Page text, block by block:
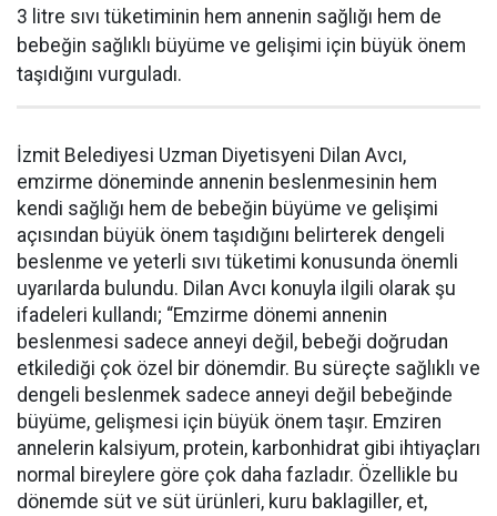
3 litre sıvı tüketiminin hem annenin sağlığı hem de
bebeğin sağlıklı büyüme ve gelişimi için büyük önem
taşıdığını vurguladı.
İzmit Belediyesi Uzman Diyetisyeni Dilan Avcı,
emzirme döneminde annenin beslenmesinin hem
kendi sağlığı hem de bebeğin büyüme ve gelişimi
açısından büyük önem taşıdığını belirterek dengeli
beslenme ve yeterli sıvı tüketimi konusunda önemli
uyarılarda bulundu. Dilan Avcı konuyla ilgili olarak şu
ifadeleri kullandı; “Emzirme dönemi annenin
beslenmesi sadece anneyi değil, bebeği doğrudan
etkilediği çok özel bir dönemdir. Bu süreçte sağlıklı ve
dengeli beslenmek sadece anneyi değil bebeğinde
büyüme, gelişmesi için büyük önem taşır. Emziren
annelerin kalsiyum, protein, karbonhidrat gibi ihtiyaçları
normal bireylere göre çok daha fazladır. Özellikle bu
dönemde süt ve süt ürünleri, kuru baklagiller, et,